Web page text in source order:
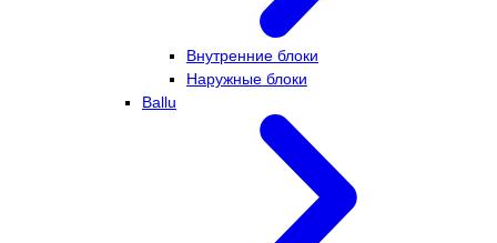
Внутренние блоки
Наружные блоки
Ballu